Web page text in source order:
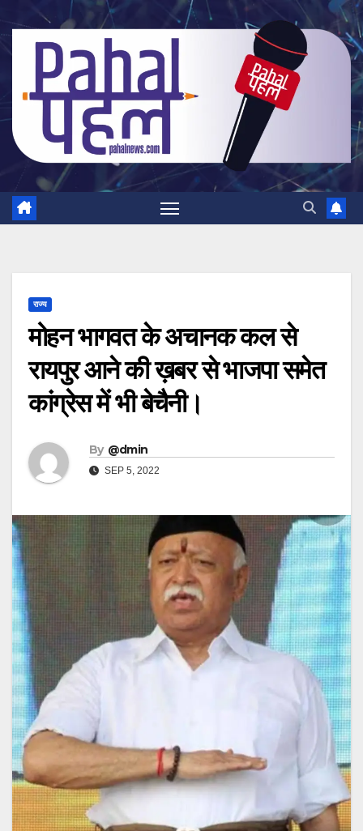
to
राज्य
मोहन भागवत के अचानक कल से
रायपुर आने की ख़बर से भाजपा समेत
कांग्रेस में भी बेचैनी।
By @dmin
SEP 5, 2022